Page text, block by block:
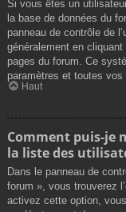
Si vous êtes un
la base de données du
panneau de contrôle de
généralement en
pages du forum. Ce
paramètres et toutes vos
Haut
Comment puis-je
la liste des
Dans le panneau de
forum », vous trouverez
activez cette option,